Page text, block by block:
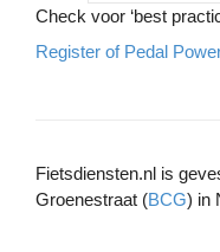
Check voor ‘best
Register of Pedal
Fietsdiensten.nl is
Groenestraat (BCG) in